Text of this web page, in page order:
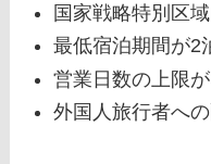
国家戦略特別区
最低宿泊期間が2
営業日数の上限
外国人旅行者へ